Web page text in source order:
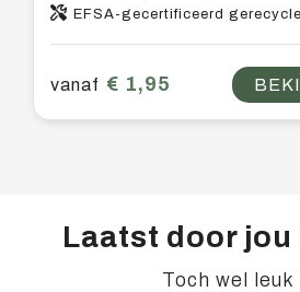
EFSA-gecertificeerd gerecycled PET-kunststof, PP-
vanaf € 1,95
Laatst door jou
Toch wel leuk